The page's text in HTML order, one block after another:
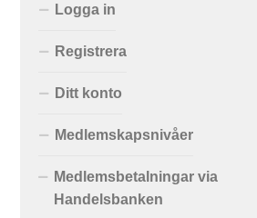
Logga in
Registrera
Ditt konto
Medlemskapsnivåer
Medlemsbetalningar via
Handelsbanken